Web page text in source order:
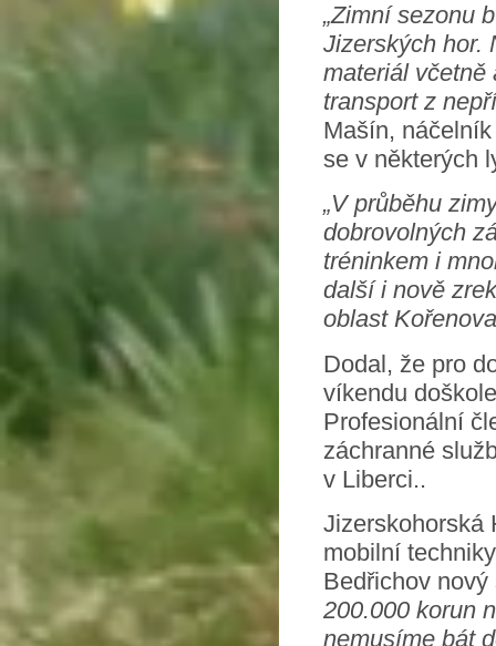
„Zimní sezonu
Jizerských hor.
materiál včetně
transport z
Mašín,
se v některých
„V průběhu
dobrovolných
tréninkem i
další i nově
oblast
Dodal, že pro
víkendu
Profesionální
záchranné
v Liberci..
Jizerskohorská
mobilní
Bedřichov
200.000 korun
nemusíme bát